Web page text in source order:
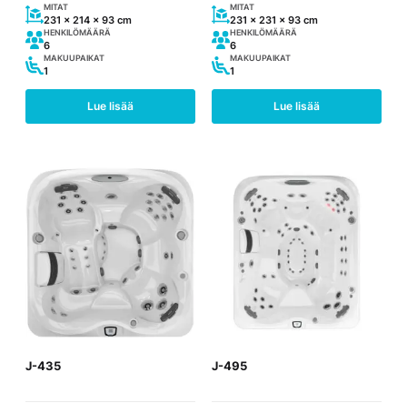
MITAT
231 x 214 x 93 cm
HENKILÖMÄÄRÄ
6
MAKUUPAIKAT
1
Lue lisää
MITAT
231 x 231 x 93 cm
HENKILÖMÄÄRÄ
6
MAKUUPAIKAT
1
Lue lisää
J-435 J-495